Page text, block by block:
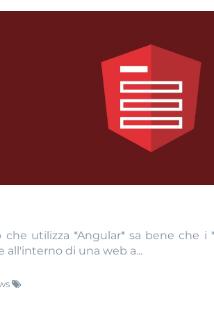
utilizza *Angular* sa bene che i
di una web a...